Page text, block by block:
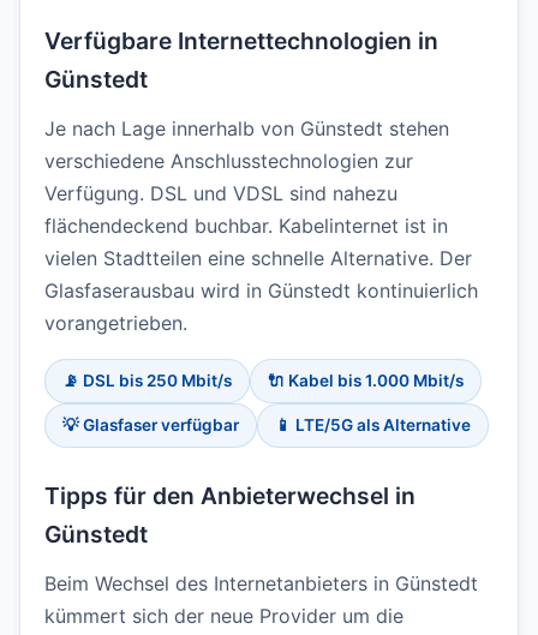
Verfügbare Internettechnologien in
Günstedt
Je nach Lage innerhalb von Günstedt stehen
verschiedene Anschlusstechnologien zur
Verfügung. DSL und VDSL sind nahezu
flächendeckend buchbar. Kabelinternet ist in
vielen Stadtteilen eine schnelle Alternative. Der
Glasfaserausbau wird in Günstedt kontinuierlich
vorangetrieben.
📡 DSL bis 250 Mbit/s 🔌 Kabel bis 1.000 Mbit/s
💡 Glasfaser verfügbar 📱 LTE/5G als Alternative
Tipps für den Anbieterwechsel in
Günstedt
Beim Wechsel des Internetanbieters in Günstedt
kümmert sich der neue Provider um die